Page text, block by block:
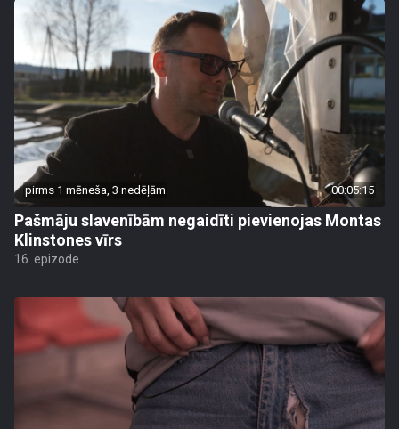
pirms 1 mēneša, 3 nedēļām 00:05:15
Pašmāju slavenībām negaidīti pievienojas Montas
Klinstones vīrs
16. epizode